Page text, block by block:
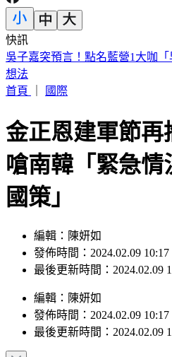
快訊
假日狂補眠沒用！醫揭1關鍵比
48%
首頁
｜ 國際
金正恩建軍節
嗆南韓「緊急情
國策」
編輯：陳妍如
發佈時間：2024.02.09 10:17
最後更新時間：2024.02.09
編輯 ： 陳妍如
發佈時間： 2024.02.09 10:17
最後更新時間： 2024.02.09